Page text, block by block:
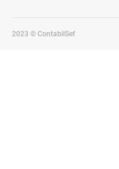
2023 © ContabilSef